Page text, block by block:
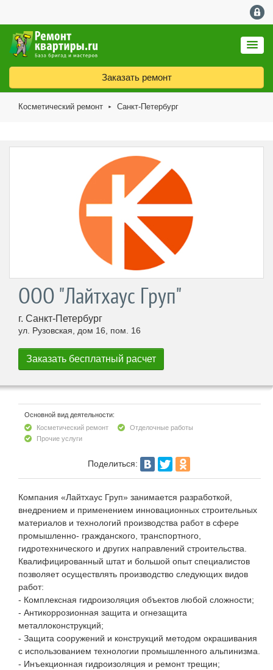
Заказать ремонт
Косметический ремонт ► Санкт-Петербург
ООО "Лайтхаус Груп"
г. Санкт-Петербург
ул. Рузовская, дом 16, пом. 16
Основной вид деятельности:
Косметический ремонт
Отделочные работы
Прочие услуги
Поделиться:
Компания «Лайтхаус Груп» занимается разработкой,
внедрением и применением инновационных строительных
материалов и технологий производства работ в сфере
промышленно- гражданского, транспортного,
гидротехнического и других направлений строительства.
Квалифицированный штат и большой опыт специалистов
позволяет осуществлять производство следующих видов
работ:
- Комплексная гидроизоляция объектов любой сложности;
- Антикоррозионная защита и огнезащита
металлоконструкций;
- Защита сооружений и конструкций методом окрашивания
с использованием технологии промышленного альпинизма.
- Инъекционная гидроизоляция и ремонт трещин;